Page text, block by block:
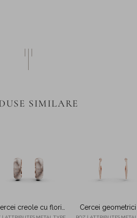
SIMILARE
creole cu flori
din argint roz
Cercei
argint roz